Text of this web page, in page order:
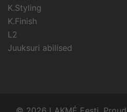
K.Styling
K.Finish
L2
Juuksuri abilised